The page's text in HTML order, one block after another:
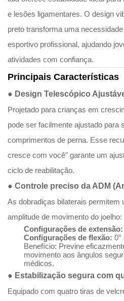
e lesões ligamentares. O design
preto transforma uma
esportivo profissional, ajudando
atividades com confiança.
Principais Características
● Design Telescópico
Projetado para crianças em
pode ser facilmente ajustado para
comprimentos de perna. Esse
cresce com você" garante um
ciclo de reabilitação.
● Controle preciso da ADM
As dobradiças bilaterais permitem
amplitude de movimento do joelho:
Configurações de extensão:
Configurações de flexão: 0°
Benefício: Previne
movimento aos ângulos
médicos.
● Estabilização segura com
Equipado com quatro tiras de